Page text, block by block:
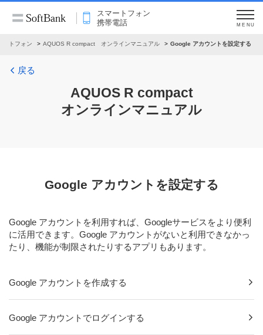
スマートフォン
携帯電話
MENU
ートフォン AQUOS R compact オンラインマニュアル Google アカウントを設定する
戻る
AQUOS R compact
オンラインマニュアル
Google アカウントを設定する
Google アカウントを利用すれば、Googleサービスをより便利
に活用できます。Google アカウントがないと利用できなかっ
たり、機能が制限されたりするアプリもあります。
Google アカウントを作成する
Google アカウントでログインする